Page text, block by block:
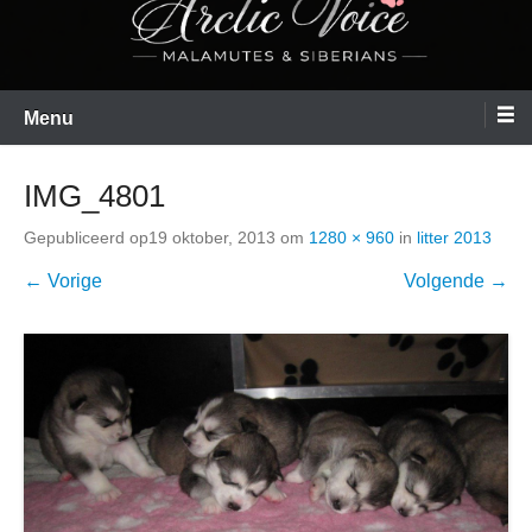
Menu
IMG_4801
Gepubliceerd op19 oktober, 2013 om 1280 × 960 in litter 2013
← Vorige Volgende →